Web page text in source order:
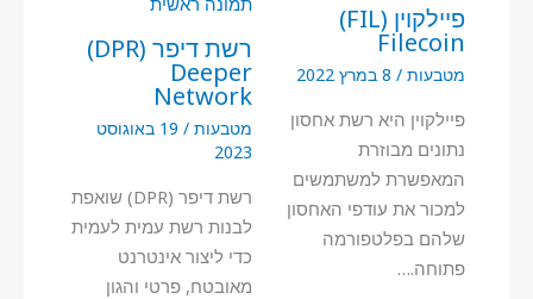
פיילקוין (FIL)
Filecoin
מטבעות / 8 במרץ 2022
פיילקוין היא רשת אחסון
נתונים מבוזרת
המאפשרת למשתמשים
למכור את עודפי האחסון
שלהם בפלטפורמה
פתוחה.…
רשת דיפר (DPR)
Deeper
Network
מטבעות /
19 באוגוסט
2023
רשת דיפר (DPR) שואפת
לבנות רשת עמית לעמית
כדי ליצור אינטרנט
מאובטח, פרטי והגון